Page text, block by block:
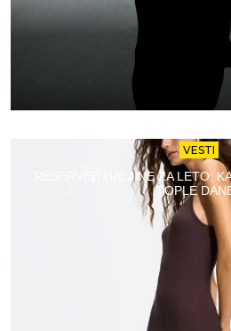
VESTI
RESERVED HALJINE ZA LETO:
TOPLE